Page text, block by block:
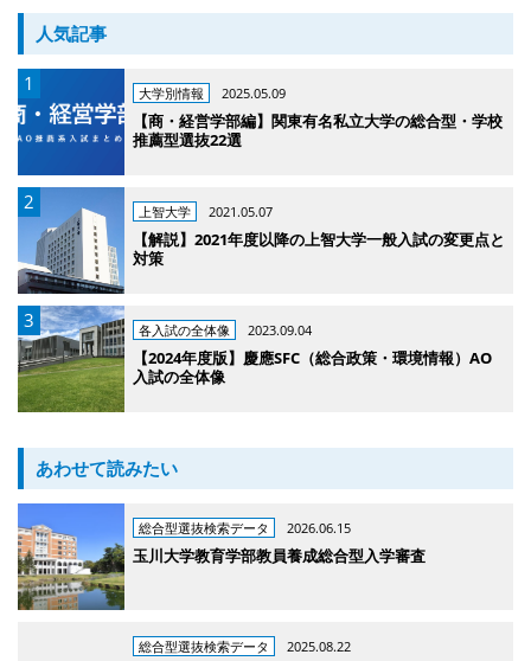
人気記事
大学別情報 2025.05.09
【商・経営学部編】関東有名私立大学の総合型・学校
推薦型選抜22選
上智大学 2021.05.07
【解説】2021年度以降の上智大学一般入試の変更点と
対策
各入試の全体像 2023.09.04
【2024年度版】慶應SFC（総合政策・環境情報）AO
入試の全体像
あわせて読みたい
総合型選抜検索データ 2026.06.15
玉川大学教育学部教員養成総合型入学審査
総合型選抜検索データ 2025.08.22